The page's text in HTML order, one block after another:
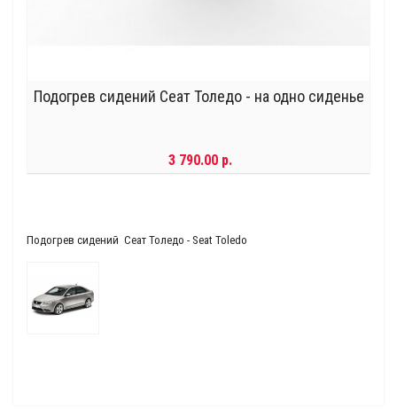
Подогрев сидений Сеат Толедо - на одно сиденье
3 790.00 р.
Подогрев сидений Сеат Толедо - Seat Toledo